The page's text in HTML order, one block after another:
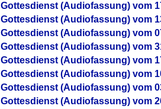
Gottesdienst (Audiofassung) vom
Gottesdienst (Audiofassung) vom
Gottesdienst (Audiofassung) vom
Gottesdienst (Audiofassung) vom
Gottesdienst (Audiofassung) vom
Gottesdienst (Audiofassung) vom
Gottesdienst (Audiofassung) vom
Gottesdienst (Audiofassung) vom